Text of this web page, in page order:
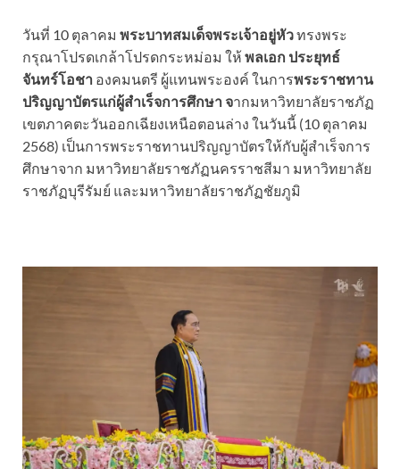
วันที่ 10 ตุลาคม พระบาทสมเด็จพระเจ้าอยู่หัวทรงพระ
กรุณาโปรดเกล้าโปรดกระหม่อม ให้พลเอก ประยุทธ์
จันทร์โอชา องคมนตรี ผู้แทนพระองค์ ในการพระราชทาน
ปริญญาบัตรแก่ผู้สำเร็จการศึกษา จากมหาวิทยาลัยราชภัฏ
เขตภาคตะวันออกเฉียงเหนือตอนล่าง ในวันนี้ (10 ตุลาคม
2568) เป็นการพระราชทานปริญญาบัตรให้กับผู้สำเร็จการ
ศึกษาจาก มหาวิทยาลัยราชภัฏนครราชสีมา มหาวิทยาลัย
ราชภัฏบุรีรัมย์ และมหาวิทยาลัยราชภัฏชัยภูมิ